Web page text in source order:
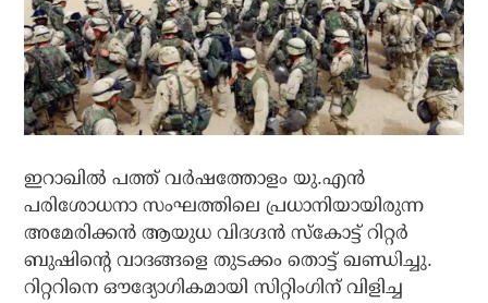
ഇറാഖില്‍ പത്ത് വര്‍ഷത്തോളം യു.എന്‍
പരിശോധനാ സംഘത്തിലെ പ്രധാനിയായിരുന്ന
അമേരിക്കന്‍ ആയുധ വിദഗ്ദന്‍ സ്‌കോട്ട് റിറ്റര്‍
ബുഷിന്റെ വാദങ്ങളെ തുടക്കം തൊട്ട് ഖണ്ഡിച്ചു.
റിറ്ററിനെ ഔദ്യോഗികമായി സിറ്റിംഗിന് വിളിച്ച